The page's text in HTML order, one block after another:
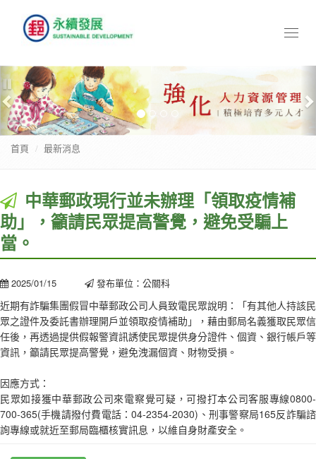
暫
停
Previous
首頁 最新消息
中華郵政現行並未辦理「領取疫情補
助」，籲請民眾提高警覺，避免受騙上
當。
2025/01/15 發布單位：公關科
近期有詐騙集團假冒中華郵政公司人員致電民眾說明：「有其他人持該民
眾之證件及委託書辦理開戶並領取疫情補助」，藉由郵局名義獲取民眾信
任後，再透過提供假報警資訊誘使民眾提供身分證件、個資、銀行帳戶等
資訊，籲請民眾提高警覺，避免洩漏個資、財物受損。
因應方式：
民眾如接獲中華郵政公司來電察覺可疑，可撥打本公司客服專線0800-
700-365(手機請撥付費電話：04-2354-2030)、刑事警察局165反詐騙諮
詢專線或就近至郵局臨櫃核實訊息，以維自身財產安全。